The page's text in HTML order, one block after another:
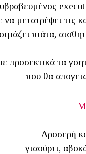
να μετατρέψει τις
πιάτα,
προσεκτικά τα
που θα
Δροσερή
γιαούρτι,